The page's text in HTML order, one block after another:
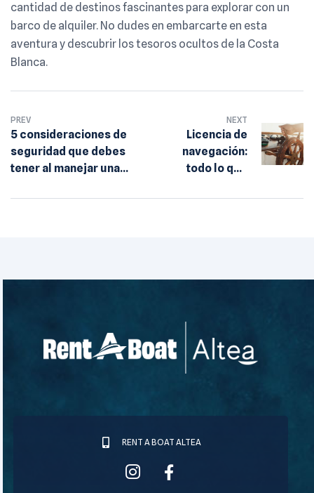
cantidad de destinos fascinantes para explorar con un
barco de alquiler. No dudes en embarcarte en esta
aventura y descubrir los tesoros ocultos de la Costa
Blanca.
PREV
5 consideraciones de
seguridad que debes
tener al manejar una
NEXT
Licencia de
navegación:
todo lo que
saber para
RENT A BOAT ALTEA